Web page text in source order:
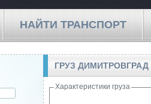
НАЙТИ ТРАНСПОРТ
ГРУЗ
Характеристики груза